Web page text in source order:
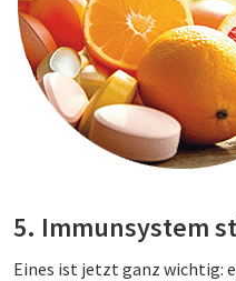
5. Immunsystem
Eines ist jetzt ganz wichtig: